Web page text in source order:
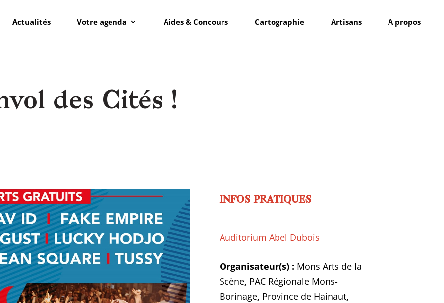
Actualités Votre agenda Aides & Concours Cartographie Artisans A propos
des Cités !
INFOS PRATIQUES
Auditorium Abel Dubois
Organisateur(s) : Mons Arts de la
Scène, PAC Régionale Mons-
Borinage, Province de Hainaut,